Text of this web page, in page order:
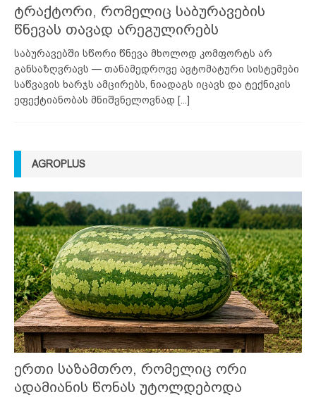
ტრაქტორი, რომელიც საბურავების
წნევას თავად არეგულირებს
საბურავებში სწორი წნევა მხოლოდ კომფორტს არ
განსაზღვრავს — თანამედროვე ავტომატური სისტემები
საწვავის ხარჯს ამცირებს, ნიადაგს იცავს და ტექნიკის
ეფექტიანობას მნიშვნელოვნად [...]
AGROPLUS
ერთი საზამთრო, რომელიც ორი
ადამიანის წონას უტოლდებოდა